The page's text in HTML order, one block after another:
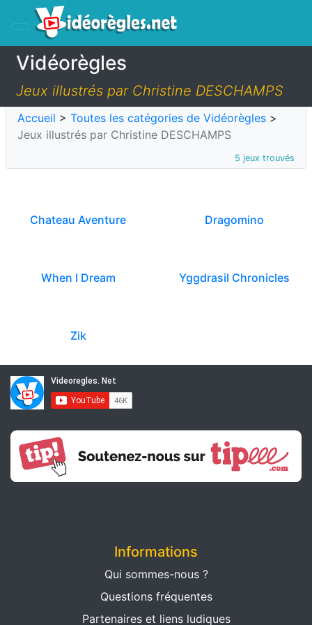
Vidéorègles
Jeux illustrés par Christine DESCHAMPS
Accueil > Toutes les catégories de Vidéorègles >
Jeux illustrés par Christine DESCHAMPS
5 jeux trouvés
Chateau Aventure Dragomino
When I Dream Yggdrasil Chronicles
Zik
Informations
Qui sommes-nous ?
Questions fréquentes
Partenaires et liens ludiques